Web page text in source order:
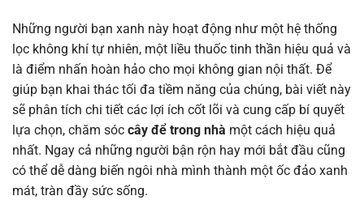
Những người bạn xanh này hoạt động như một hệ thống
lọc không khí tự nhiên, một liều thuốc tinh thần hiệu quả và
là điểm nhấn hoàn hảo cho mọi không gian nội thất. Để
giúp bạn khai thác tối đa tiềm năng của chúng, bài viết này
sẽ phân tích chi tiết các lợi ích cốt lõi và cung cấp bí quyết
lựa chọn, chăm sóc cây để trong nhà một cách hiệu quả
nhất. Ngay cả những người bận rộn hay mới bắt đầu cũng
có thể dễ dàng biến ngôi nhà mình thành một ốc đảo xanh
mát, tràn đầy sức sống.